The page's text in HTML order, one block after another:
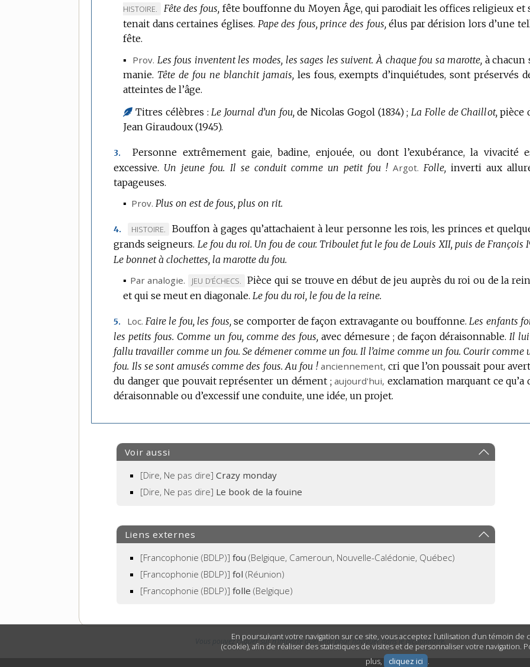
En poursuivant votre navigation sur ce site, vous acceptez l’utilisation d’un témoin de
(cookie), afin de réaliser des statistiques de visites et de personnaliser votre navigation.
plus,
cliquez ici .
HISTOIRE. Fête des fous, fête bouffonne du Moyen Âge, qui parodiait les offices religieux et
tenait dans certaines églises. Pape des fous, prince des fous, élus par dérision lors d’une
fête.
▪ Prov. Les fous inventent les modes, les sages les suivent. À chaque fou sa marotte, à chacun
manie. Tête de fou ne blanchit jamais, les fous, exempts d’inquiétudes, sont préservés
atteintes de l’âge.
Titres célèbres :Le Journal d’un fou,de Nicolas Gogol (1834) ;La Folle de Chaillot,pièce
Jean Giraudoux (1945).
3.
Personne extrêmement gaie, badine, enjouée, ou dont l’exubérance, la vivacité
excessive. Un jeune fou. Il se conduit comme un petit fou ! Argot. Folle, inverti aux
tapageuses.
▪ Prov. Plus on est de fous, plus on rit.
4.
MARQUE
DE
DOMAINE
HISTOIRE.
Bouffon à gages qu’attachaient à leur personne les rois, les princes et
grands seigneurs. Le fou du roi. Un fou de cour. Triboulet fut le fou de Louis XII, puis de François I
Le bonnet à clochettes, la marotte du fou.
▪ Par analogie.
MARQUE
DE
:
JEU D’ÉCHECS.
Pièce qui se trouve en début de jeu auprès du roi ou de la
et qui se meut en diagonale. Le fou du roi, le fou de la reine.
5. Loc. Faire le fou, les fous, se comporter de façon extravagante ou bouffonne. Les enfants
les petits fous. Comme un fou, comme des fous, avec démesure ; de façon déraisonnable. Il
fallu travailler comme un fou. Se démener comme un fou. Il l’aime comme un fou. Courir comme
fou. Ils se sont amusés comme des fous. Au fou ! anciennement, cri que l’on poussait pour
du danger que pouvait représenter un dément ;aujourd'hui, exclamation marquant ce qu’a
déraisonnable ou d’excessif une conduite, une idée, un projet.
Voir aussi
[Dire, Ne pas dire]Crazy monday
[Dire, Ne pas dire] Le book de la fouine
Liens externes
[Francophonie (BDLP)] fou (Belgique, Cameroun, Nouvelle-Calédonie, Québec)
[Francophonie (BDLP)] fol (Réunion)
[Francophonie (BDLP)] folle (Belgique)
Vous pouvez cliquer sur n’importe quel mot pour naviguer dans le dictionnaire.